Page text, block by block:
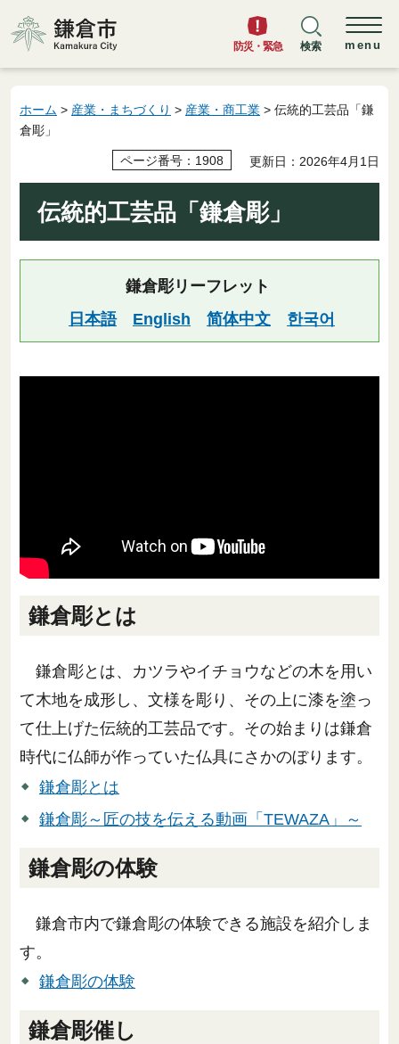
鎌倉市
防災・緊急 検索 menu
ホーム > 産業・まちづくり > 産業・商工業 > 伝統的工芸品「鎌
倉彫」
ページ番号：1908 更新日：2026年4月1日
伝統的工芸品「鎌倉彫」
鎌倉彫リーフレット
日本語
English 简体中文 한국어
鎌倉彫とは
鎌倉彫とは、カツラやイチョウなどの木を用い
て木地を成形し、文様を彫り、その上に漆を塗っ
て仕上げた伝統的工芸品です。その始まりは鎌倉
時代に仏師が作っていた仏具にさかのぼります。
鎌倉彫とは
鎌倉彫～匠の技を伝える動画「TEWAZA」～
鎌倉彫の体験
鎌倉市内で鎌倉彫の体験できる施設を紹介しま
す。
鎌倉彫の体験
鎌倉彫催し